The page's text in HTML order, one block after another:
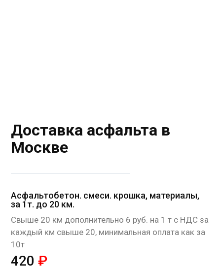
Доставка асфальта в
Москве
Асфальтобетон. смеси. крошка, материалы,
за 1т. до 20 км.
Cвыше 20 км дополнительно 6 руб. на 1 т с НДС за
каждый км свыше 20, минимальная оплата как за
10т
420₽